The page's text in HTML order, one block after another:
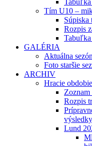
Tím U10 –
Súpiska
Rozpis
GALÉRIA
Aktuálna
Foto staršie
ARCHIV
Hracie
Zoznam
Rozpis
výsledky
Lund